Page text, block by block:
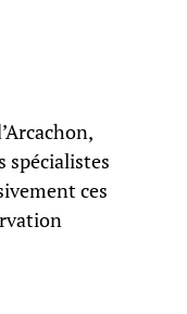
spécialistes
ces